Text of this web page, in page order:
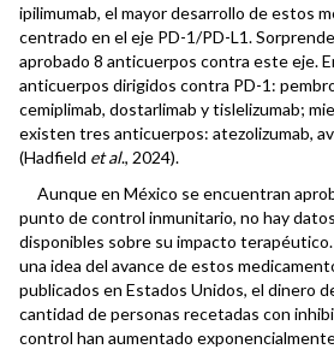
ipilimumab, el mayor desarrollo de estos
centrado en el eje PD-1/PD-L1.
aprobado 8 anticuerpos contra este eje.
anticuerpos dirigidos contra PD-1:
cemiplimab, dostarlimab y tislelizumab;
existen tres anticuerpos: atezolizumab,
(Hadfield et al., 2024).
Aunque en México se encuentran
punto de control inmunitario, no hay
disponibles sobre su impacto
una idea del avance de estos
publicados en Estados Unidos, el dinero
cantidad de personas recetadas con
control han aumentado